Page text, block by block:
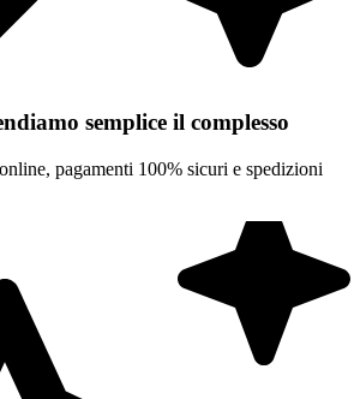
semplice il complesso
pagamenti 100% sicuri e spedizioni